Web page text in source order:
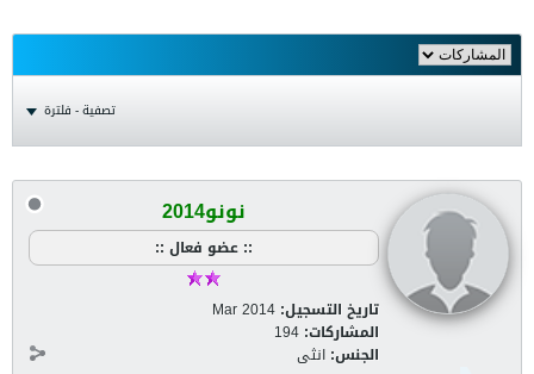
تصفية - فلترة
نونو2014
:: عضو فعال ::
تاريخ التسجيل: Mar 2014
المشاركات: 194
الجنس: انثى